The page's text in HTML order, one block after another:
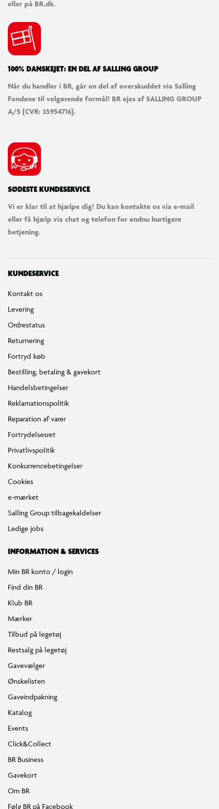
eller på BR.dk.
100% DANSKEJET: EN DEL AF SALLING GROUP
Når du handler i BR, går en del af overskuddet via Salling
Fondene til velgørende formål! BR ejes af SALLING GROUP
A/S (CVR: 35954716).
SØDESTE KUNDESERVICE
Vi er klar til at hjælpe dig! Du kan kontakte os via e-mail
eller få hjælp via chat og telefon for endnu hurtigere
betjening.
KUNDESERVICE
Kontakt os
Levering
Ordrestatus
Returnering
Fortryd køb
Bestilling, betaling & gavekort
Handelsbetingelser
Reklamationspolitik
Reparation af varer
Fortrydelsesret
Privatlivspolitik
Konkurrencebetingelser
Cookies
e-mærket
Salling Group tilbagekaldelser
Ledige jobs
INFORMATION & SERVICES
Min BR konto / login
Find din BR
Klub BR
Mærker
Tilbud på legetøj
Restsalg på legetøj
Gavevælger
Ønskelisten
Gaveindpakning
Katalog
Events
Click&Collect
BR Business
Gavekort
Om BR
Følg BR på Facebook